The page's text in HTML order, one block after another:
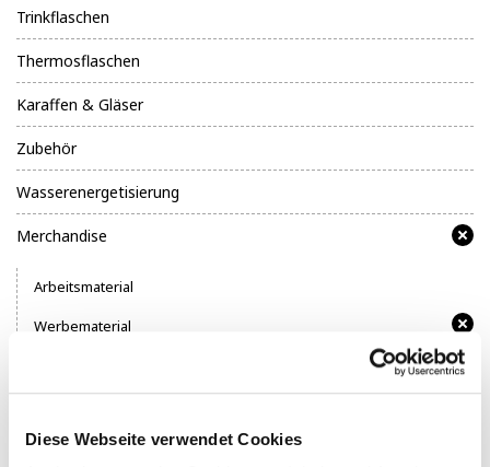
Diese Webseite verwendet Cookies
Trinkflaschen
Thermosflaschen
Karaffen & Gläser
Zubehör
Wasserenergetisierung
Merchandise
Arbeitsmaterial
Werbematerial